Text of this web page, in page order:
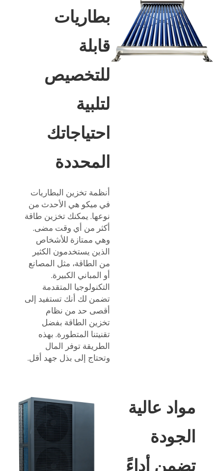
بطاريات
قابلة
للتخصيص
لتلبية
احتياجاتك
المحددة
أنظمة تخزين البطاريات
في ميكو هي الأحدث من
نوعها. يمكنك تخزين طاقة
أكثر من أي وقت مضى.
وهي ممتازة للأشخاص
الذين يستخدمون الكثير
من الطاقة، مثل المصانع
أو المباني الكبيرة.
التكنولوجيا المتقدمة
تضمن لك أنك تستفيد إلى
أقصى حد من نظام
تخزين الطاقة بفضل
تقنيتنا المتطورة. بهذه
الطريقة توفر المال
وتحتاج إلى بذل جهد أقل.
مواد عالية
الجودة
تضمن أداءً